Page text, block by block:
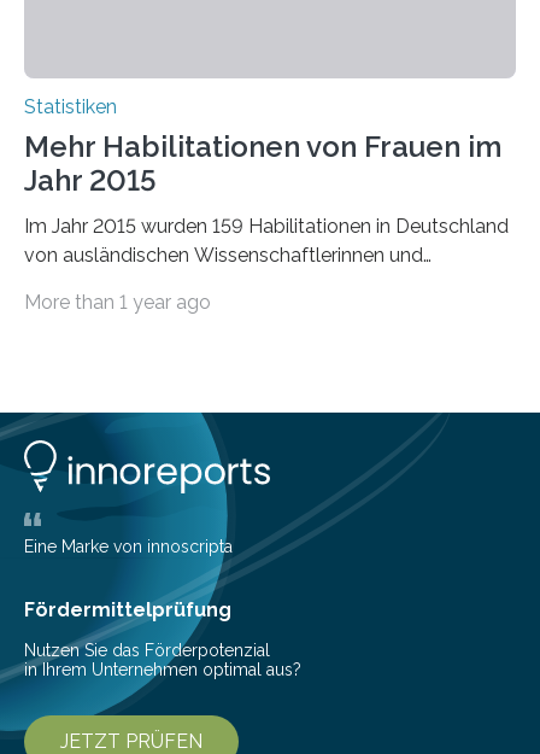
Statistiken
Mehr Habilitationen von Frauen im
Jahr 2015
Im Jahr 2015 wurden 159 Habilitationen in Deutschland
von ausländischen Wissenschaftlerinnen und
More than 1 year ago
Eine Marke von innoscripta
Fördermittelprüfung
Nutzen Sie das Förderpotenzial
in Ihrem Unternehmen optimal aus?
JETZT PRÜFEN